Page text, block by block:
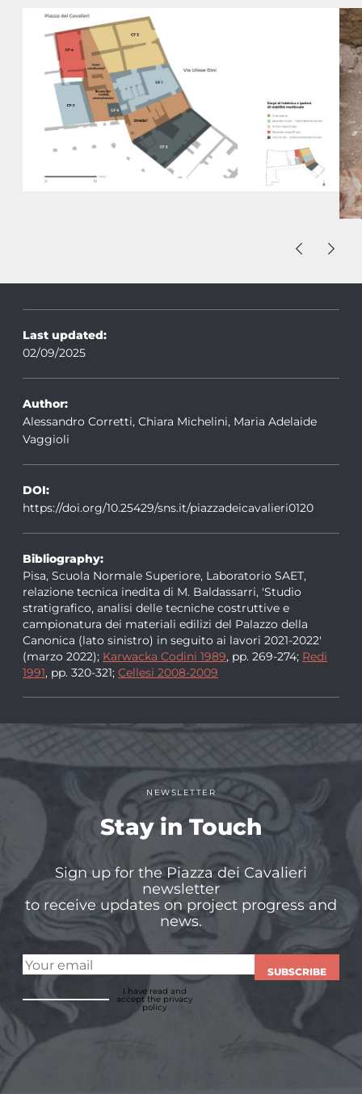
Last updated:
02/09/2025
Author:
Alessandro Corretti, Chiara Michelini, Maria Adelaide
Vaggioli
DOI:
https://doi.org/10.25429/sns.it/piazzadeicavalieri0120
Bibliography:
Pisa, Scuola Normale Superiore, Laboratorio SAET,
relazione tecnica inedita di M. Baldassarri, 'Studio
stratigrafico, analisi delle tecniche costruttive e
campionatura dei materiali edilizi del Palazzo della
Canonica (lato sinistro) in seguito ai lavori 2021-2022'
(marzo 2022); Karwacka Codini 1989, pp. 269-274; Redi
1991, pp. 320-321; Cellesi 2008-2009
NEWSLETTER
Stay in Touch
Sign up for the Piazza dei Cavalieri
newsletter
to receive updates on project progress and
news.
SUBSCRIBE
I have read and
acceptthe privacy
policy